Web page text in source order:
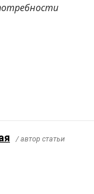
/ автор статьи